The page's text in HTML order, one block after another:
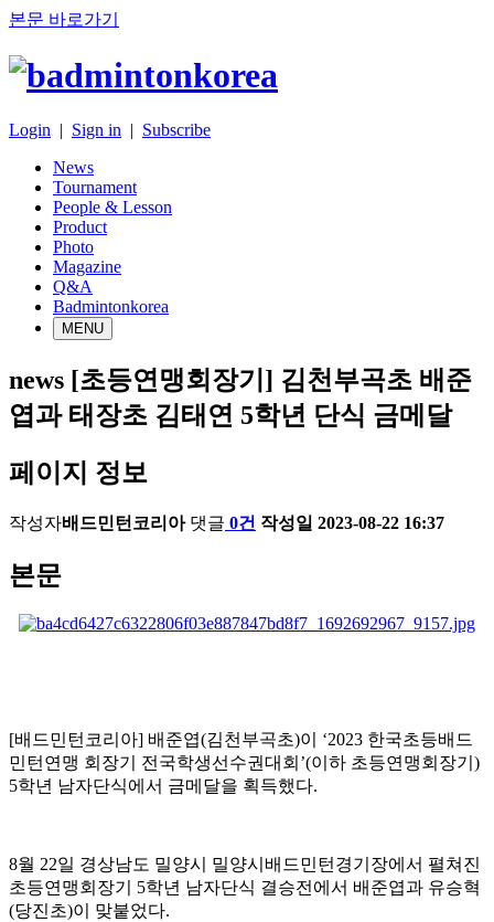
본문 바로가기
Login | Sign in | Subscribe
News
Tournament
People & Lesson
Product
Photo
Magazine
Q&A
Badmintonkorea
MENU
news [초등연맹회장기] 김천부곡초 배준
엽과 태장초 김태연 5학년 단식 금메달
페이지 정보
작성자배드민턴코리아 댓글 0건 작성일 2023-08-22 16:37
본문
[배드민턴코리아] 배준엽(김천부곡초)이 ‘2023 한국초등배드
민턴연맹 회장기 전국학생선수권대회 ’(이하 초등연맹회장기 )
5학년 남자단식에서 금메달을 획득했다.
8월 22일 경상남도 밀양시 밀양시배드민턴경기장에서 펼쳐진
초등연맹회장기 5학년 남자단식 결승전에서 배준엽과 유승혁
(당진초)이 맞붙었다.